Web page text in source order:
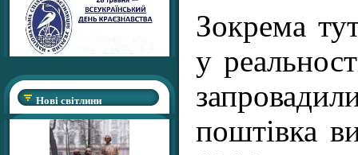
Нові світлини
Зокрема
у
поштівка